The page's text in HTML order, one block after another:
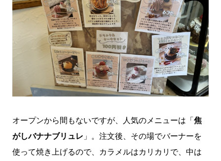
オープンから間もないですが、人気のメニューは「焦
がしバナナブリュレ 」。注文後、その場でバーナーを
使って焼き上げるので、カラメルはカリカリで、中は